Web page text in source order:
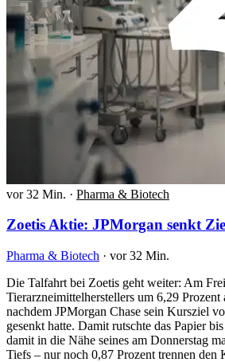
vor 32 Min. · Pharma & Biotech
Zoetis Aktie: JPMorgan senkt
Pharma & Biotech · vor 32 Min.
Die Talfahrt bei Zoetis geht weiter: Am
Tierarzneimittelherstellers um 6,29
nachdem JPMorgan Chase sein Kursziel
gesenkt hatte. Damit rutschte das Papier
damit in die Nähe seines am Donnerstag
Tiefs – nur noch 0,87 Prozent trennen